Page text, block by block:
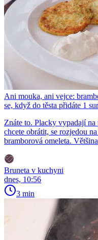
Ani mouka, ani vejce:
se, když do těsta přidáte 1
Znáte to. Placky vypadají
chcete obrátit, se rozjedou
bramborová omeleta.
Bruneta v kuchyni
dnes, 10:56
3 min